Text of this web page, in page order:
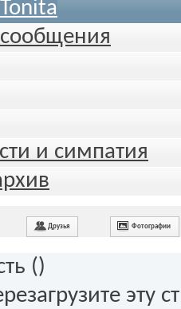
и симпатия
Друзья Фотографии
()
эту